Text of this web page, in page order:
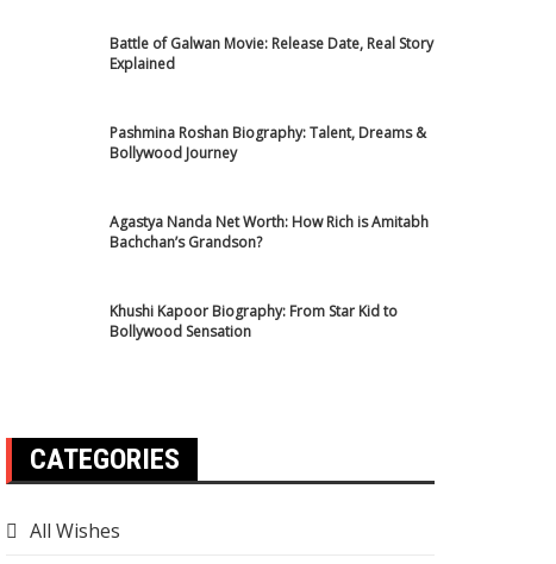
Battle of Galwan Movie: Release Date, Real Story
Explained
Pashmina Roshan Biography: Talent, Dreams &
Bollywood Journey
Agastya Nanda Net Worth: How Rich is Amitabh
Bachchan’s Grandson?
Khushi Kapoor Biography: From Star Kid to
Bollywood Sensation
CATEGORIES
All Wishes